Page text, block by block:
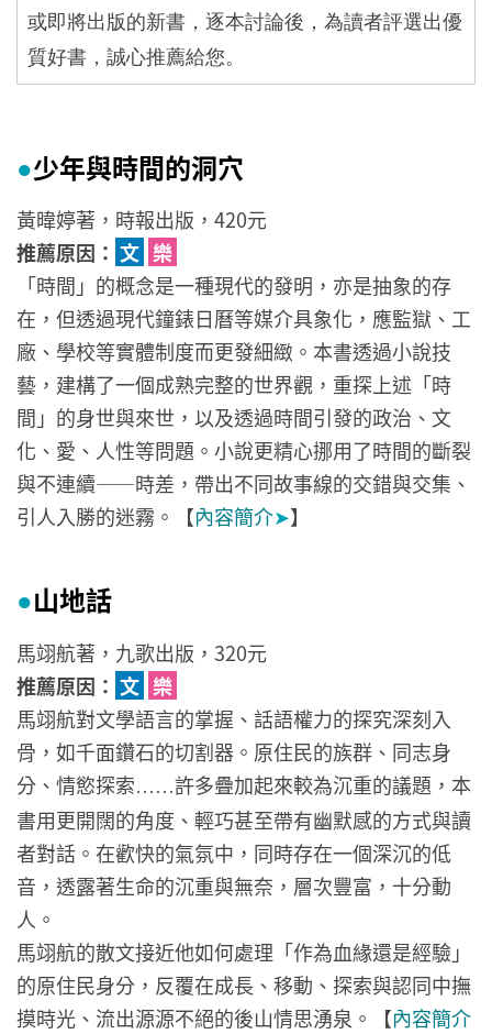
或即將出版的新書，逐本討論後，為讀者評選出優
質好書，誠心推薦給您。
●少年與時間的洞穴
黃暐婷著，時報出版，420元
推薦原因： 文 樂
「時間」的概念是一種現代的發明，亦是抽象的存
在，但透過現代鐘錶日曆等媒介具象化，應監獄、工
廠、學校等實體制度而更發細緻。本書透過小說技
藝，建構了一個成熟完整的世界觀，重探上述「時
間」的身世與來世，以及透過時間引發的政治、文
化、愛、人性等問題。小說更精心挪用了時間的斷裂
與不連續——時差，帶出不同故事線的交錯與交集、
引人入勝的迷霧。【內容簡介➤】
●山地話
馬翊航著，九歌出版，320元
推薦原因： 文 樂
馬翊航對文學語言的掌握、話語權力的探究深刻入
骨，如千面鑽石的切割器。原住民的族群、同志身
分、情慾探索……許多疊加起來較為沉重的議題，本
書用更開闊的角度、輕巧甚至帶有幽默感的方式與讀
者對話。在歡快的氣氛中，同時存在一個深沉的低
音，透露著生命的沉重與無奈，層次豐富，十分動
人。
馬翊航的散文接近他如何處理「作為血緣還是經驗」
的原住民身分，反覆在成長、移動、探索與認同中撫
摸時光、流出源源不絕的後山情思湧泉。【內容簡介